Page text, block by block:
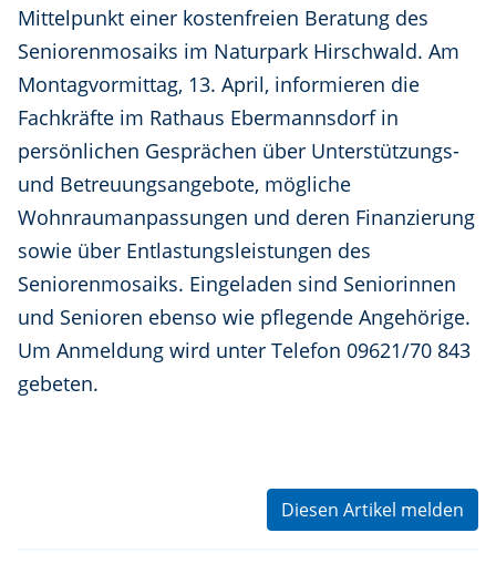
Mittelpunkt einer kostenfreien Beratung des
Seniorenmosaiks im Naturpark Hirschwald. Am
Montagvormittag, 13. April, informieren die
Fachkräfte im Rathaus Ebermannsdorf in
persönlichen Gesprächen über Unterstützungs-
und Betreuungsangebote, mögliche
Wohnraumanpassungen und deren Finanzierung
sowie über Entlastungsleistungen des
Seniorenmosaiks. Eingeladen sind Seniorinnen
und Senioren ebenso wie pflegende Angehörige.
Um Anmeldung wird unter Telefon 09621/70 843
gebeten.
Diesen Artikel melden